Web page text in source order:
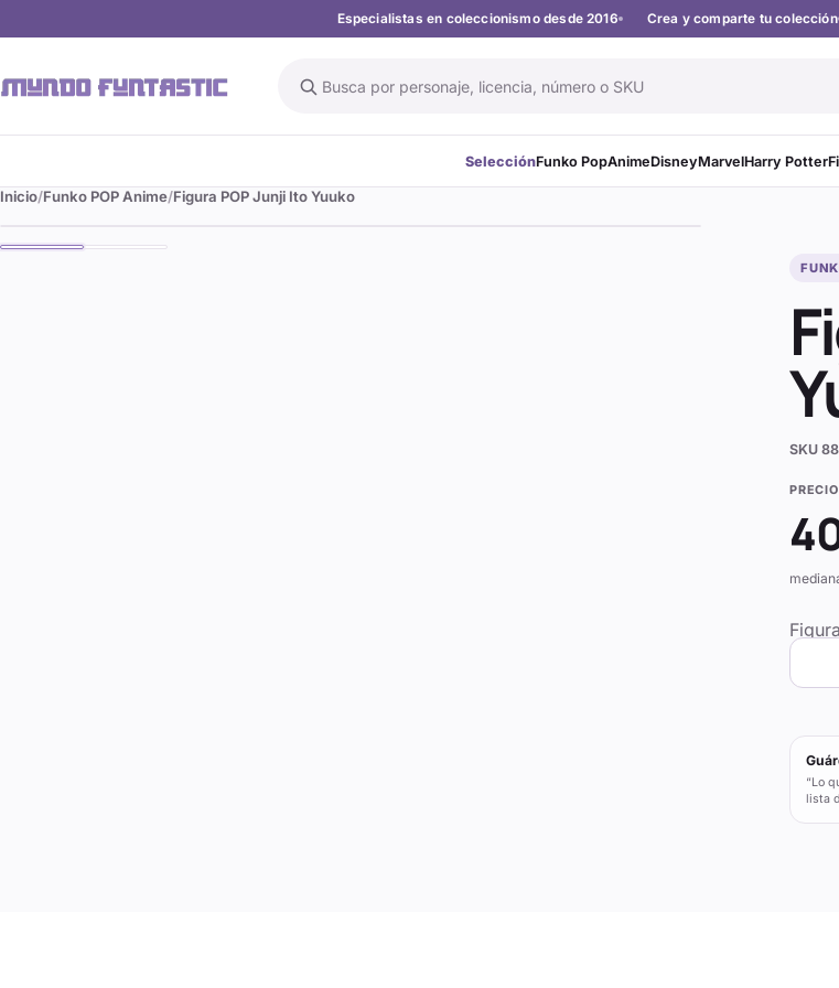
Especialistas en coleccionismo desde 2016 Crea y comparte tu colección
Buscar en el catálogo
SelecciónFunko PopAnimeDisneyMarvelHarry Potter
Inicio Funko POP Anime Figura POP Junji Ito Yuuko
SKU
“Lo
lista